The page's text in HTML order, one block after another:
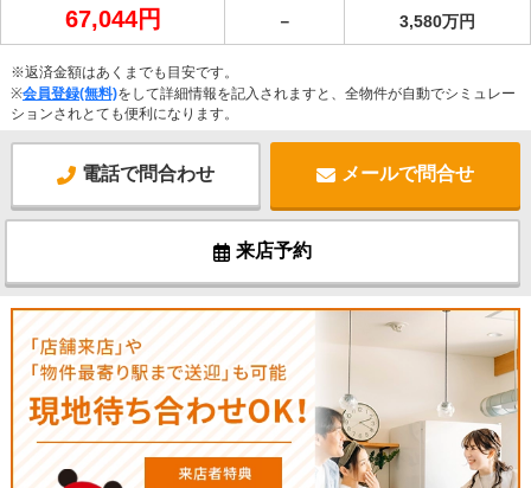
67,044円 － 3,580万円
※返済金額はあくまでも目安です。
※会員登録(無料)をして詳細情報を記入されますと、全物件が自動でシミュレー
ションされとても便利になります。
電話で問合わせ メールで問合せ
来店予約